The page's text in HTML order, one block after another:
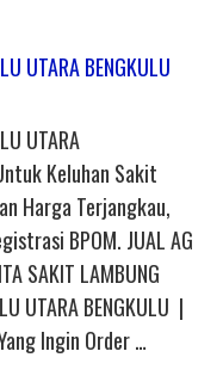
UTARA BENGKULU
UTARA
Keluhan Sakit
Harga Terjangkau,
BPOM. JUAL AG
SAKIT LAMBUNG
UTARA BENGKULU |
Ingin Order …